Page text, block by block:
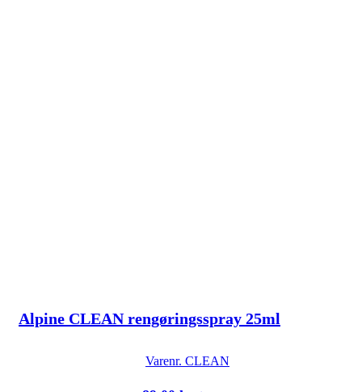
Alpine CLEAN rengøringsspray 25ml
Varenr. CLEAN